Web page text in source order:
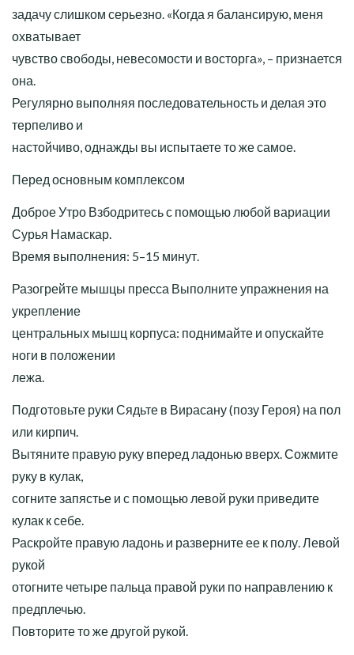
задачу слишком серьезно. «Когда я балансирую, меня
охватывает
чувство свободы, невесомости и восторга», – признается
она.
Регулярно выполняя последовательность и делая это
терпеливо и
настойчиво, однажды вы испытаете то же самое.
Перед основным комплексом
Доброе Утро Взбодритесь с помощью любой вариации
Сурья Намаскар.
Время выполнения: 5–15 минут.
Разогрейте мышцы пресса Выполните упражнения на
укрепление
центральных мышц корпуса: поднимайте и опускайте
ноги в положении
лежа.
Подготовьте руки Сядьте в Вирасану (позу Героя) на пол
или кирпич.
Вытяните правую руку вперед ладонью вверх. Сожмите
руку в кулак,
согните запястье и с помощью левой руки приведите
кулак к себе.
Раскройте правую ладонь и разверните ее к полу. Левой
рукой
отогните четыре пальца правой руки по направлению к
предплечью.
Повторите то же другой рукой.